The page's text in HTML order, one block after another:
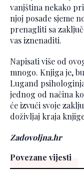
vanjština nekako
njoj posade sjeme
prenagliti sa
vas iznenaditi.
Napisati više od
mnogo. Knjiga je,
Lugand
jednog od načina
će izvući svoje
doživljaj kraja
Zadovoljna.hr
Povezane vijesti